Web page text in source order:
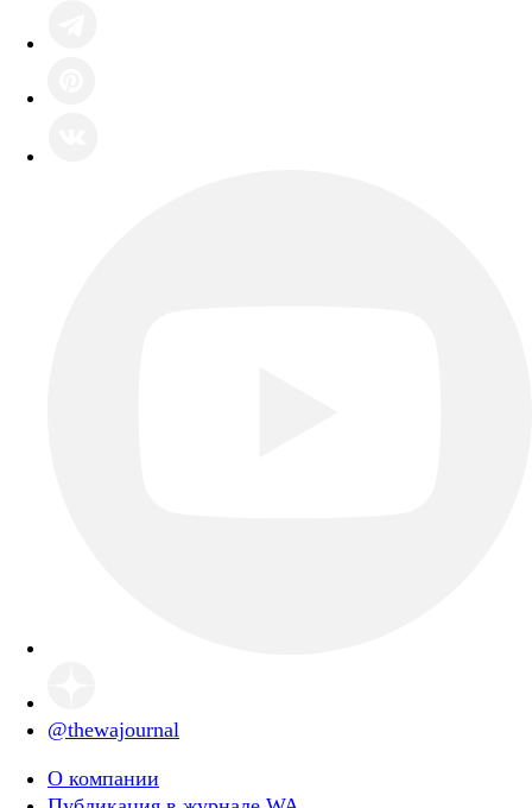
@thewajournal
О компании